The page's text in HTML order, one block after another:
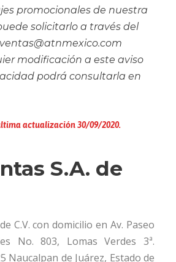
promocionales de nuestra
solicitarlo a través del
modificación a este aviso
podrá consultarla en
actualización 30/09/2020.
S.A. de
C.V. con domicilio en Av. Paseo
No. 803, Lomas Verdes 3ª.
Naucalpan de Juárez, Estado de